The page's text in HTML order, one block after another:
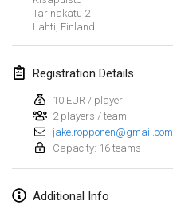
Tarinakatu 2
Lahti Finland
Registration Details
10 EUR / player
2 players / team
jake.ropponen@gmail.com
Capacity: 16 teams
Additional Info
Tournoi de Mölkky -
Jan 25, 2020|France
Open de l'Ourse